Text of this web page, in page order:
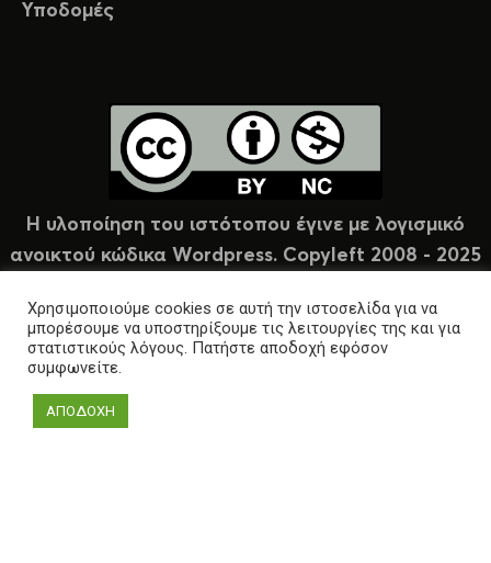
Υποδομές
Η υλοποίηση του ιστότοπου έγινε με λογισμικό
ανοικτού κώδικα Wordpress. Copyleft 2008 - 2025
Χρησιμοποιούμε cookies σε αυτή την ιστοσελίδα για να
μπορέσουμε να υποστηρίξουμε τις λειτουργίες της και για
στατιστικούς λόγους. Πατήστε αποδοχή εφόσον
συμφωνείτε.
ΑΠΟΔΟΧΗ